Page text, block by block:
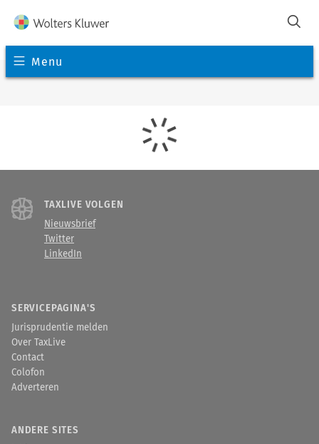
Menu
TAXLIVE VOLGEN
Nieuwsbrief
Twitter
LinkedIn
SERVICEPAGINA'S
Jurisprudentie melden
Over TaxLive
Contact
Colofon
Adverteren
ANDERE SITES